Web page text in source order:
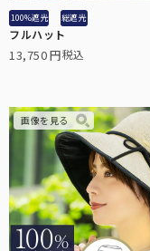
100%遮光 総遮光
フルハット
13,750 税込